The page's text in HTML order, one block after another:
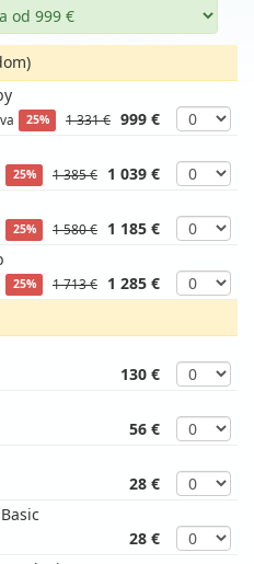
25% 1 331 € 999 €
25% 1 385 €
1 039 €
25% 1 580 €
1 185 €
25% 1 713 €
1 285 €
130 €
56 €
28 €
28 €